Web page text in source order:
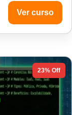
Ver curso
23% Off